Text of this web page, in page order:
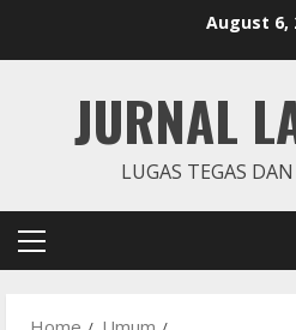
August 6,
JURNAL
LUGAS TEGAS
Primary